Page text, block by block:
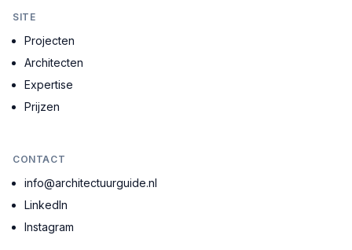
SITE
Projecten
Architecten
Expertise
Prijzen
CONTACT
info@architectuurguide.nl
LinkedIn
Instagram